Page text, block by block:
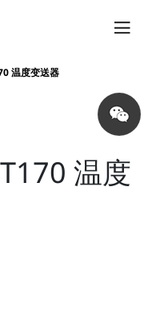
温度变送器
Share
on
wechat
温度